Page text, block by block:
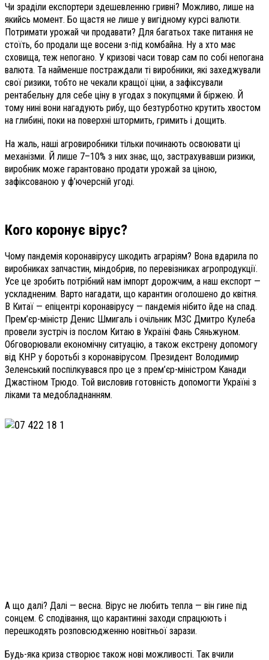
Чи зраділи експортери здешевленню гривні? Можливо, лише на
якийсь момент. Бо щастя не лише у вигідному курсі валюти.
Потримати урожай чи продавати? Для багатьох таке питання не
стоїть, бо продали ще восени з-під комбайна. Ну а хто має
сховища, теж непогано. У кризові часи товар сам по собі непогана
валюта. Та найменше постраждали ті виробники, які захеджували
свої ризики, тобто не чекали кращої ціни, а зафіксували
рентабельну для себе ціну в угодах з покупцями й біржею. Й
тому нині вони нагадують рибу, що безтурботно крутить хвостом
на глибині, поки на поверхні штормить, гримить і дощить.
На жаль, наші агровиробники тільки починають освоювати ці
механізми. Й лише 7–10% з них знає, що, застрахувавши ризики,
виробник може гарантовано продати урожай за ціною,
зафіксованою у ф’ючерсній угоді.
Кого коронує вірус?
Чому пандемія коронавірусу шкодить аграріям? Вона вдарила по
виробниках запчастин, міндобрив, по перевізниках агропродукції.
Усе це зробить потрібний нам імпорт дорожчим, а наш експорт —
ускладненим. Варто нагадати, що карантин оголошено до квітня.
В Китаї — епіцентрі коронавірусу — пандемія нібито йде на спад.
Прем’єр-міністр Денис Шмигаль і очільник МЗС Дмитро Кулеба
провели зустріч із послом Китаю в Україні Фань Сяньжуном.
Обговорювали економічну ситуацію, а також екстрену допомогу
від КНР у боротьбі з коронавірусом. Президент Володимир
Зеленський поспілкувався про це з прем’єр-міністром Канади
Джастіном Трюдо. Той висловив готовність допомогти Україні з
ліками та медобладнанням.
А що далі? Далі — весна. Вірус не любить тепла — він гине під
сонцем. Є сподівання, що карантинні заходи спрацюють і
перешкодять розповсюдженню новітньої зарази.
Будь-яка криза створює також нові можливості. Так вчили